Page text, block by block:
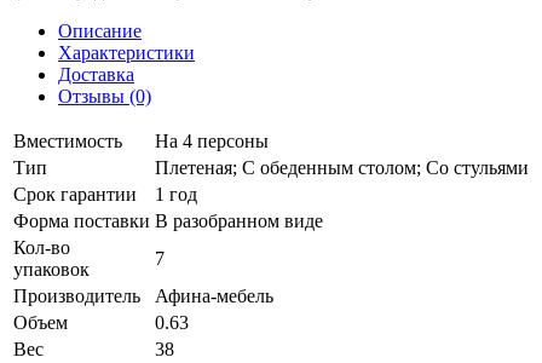
Описание
Характеристики
Доставка
Отзывы (0)
Вместимость
На 4 персоны
Тип
Плетеная; С обеденным столом; Со стульями
Срок гарантии
1 год
Форма поставки В разобранном виде
Кол-во
упаковок
7
Производитель
Афина-мебель
Объем
0.63
Вес
38